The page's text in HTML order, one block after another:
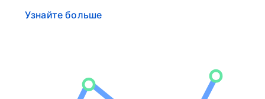
Узнайте больше
Зачастую команды ставят цели, думая больше о
выполнении отдельных задач, а не о